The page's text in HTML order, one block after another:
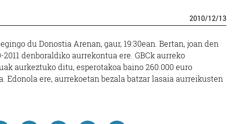
2010/12/13
du Donostia Arenan, gaur, 19:30ean. Bertan, joan den
denboraldiko aurrekontua ere. GBCk aurreko
aurkeztuko ditu, esperotakoa baino 260.000 euro
Edonola ere, aurrekoetan bezala batzar lasaia aurreikusten